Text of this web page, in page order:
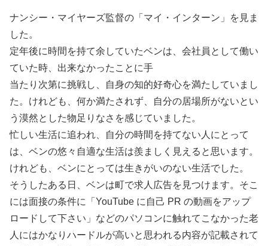
ナンシー・マイヤーズ監督の「マイ・インターン」を見ま
した。
定年後に時間を持て余していたベンは、会社員として働い
ていた時、出来なかったことに手
当たり次第に挑戦し、自身の知的好奇心を満たしていまし
た。けれども、何か満たされず、自分の居場所がないとい
う漠然とした物足りなさを感じていました。
忙しい生活に追われ、自分の時間を持てない人にとって
は、ベンの悠々自適な生活は羨ましく見えると思います。
けれども、ベンにとっては生きがいのない生活でした。
そうしたある日、ベンは町で求人広告を見つけます。そこ
には面接の条件に「YouTube に自己 PR の動画をアップ
ロードして下さい」などのパソコンに触れてこなかった老
人にはかなりハードルが高いと思われる内容が記載されて